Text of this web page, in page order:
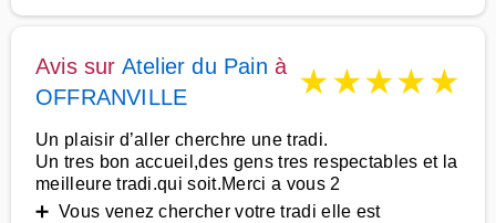
Avis sur Atelier du Pain à
OFFRANVILLE
★★★★★
Un plaisir d’aller cherchre une tradi.
Un tres bon accueil,des gens tres respectables et la
meilleure tradi.qui soit.Merci a vous 2
➕ Vous venez chercher votre tradi elle est